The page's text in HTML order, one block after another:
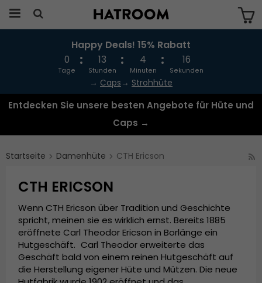
Das Produkt wurde in Ihren Warenkorb
gelegt
Happy Deals! 15% Rabatt
0
Tage
13
Stunden
4
Minuten
15
Sekunden
→ Caps → Strohhüte
Entdecken Sie unsere besten Angebote für Hüte und
Caps →
Startseite Damenhüte CTH Ericson
CTH ERICSON
Wenn CTH Ericson über Tradition und Geschichte
spricht, meinen sie es wirklich ernst. Bereits 1885
eröffnete Carl Theodor Ericson in Borlänge ein
Hutgeschäft. Carl Theodor erweiterte das
Geschäft bald von einem reinen Hutgeschäft auf
die Herstellung eigener Hüte und Mützen. Die neue